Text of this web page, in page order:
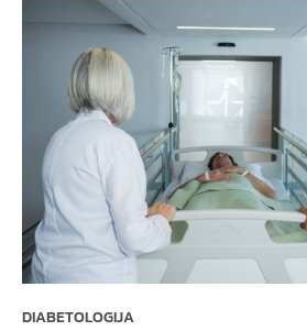
DIABETOLOGIJA